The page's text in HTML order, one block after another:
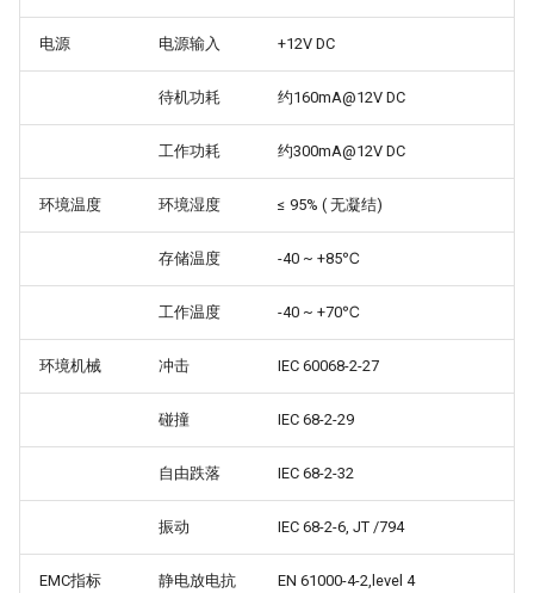
电源 电源输入 +12V DC
待机功耗 约160mA@12V DC
工作功耗 约300mA@12V DC
环境温度 环境湿度 ≤ 95% ( 无凝结)
存储温度 -40 ~ +85℃
工作温度 -40 ~ +70℃
环境机械 冲击 IEC 60068-2-27
碰撞 IEC 68-2-29
自由跌落 IEC 68-2-32
振动 IEC 68-2-6, JT /794
EMC指标
静电放电抗
EN 61000-4-2,level 4